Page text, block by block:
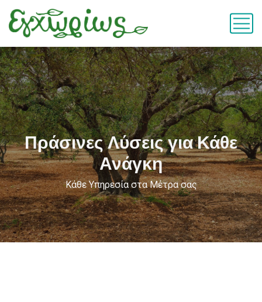
Πράσινες Λύσεις για Κάθε
Ανάγκη
Κάθε Υπηρεσία στα Μέτρα σας